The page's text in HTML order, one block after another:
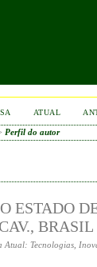
ATUAL
Perfil do autor
ESTADO
BRASIL
Tecnologias,